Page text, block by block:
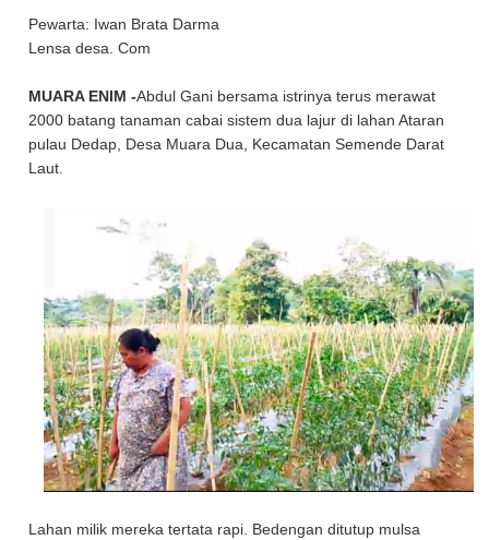
Pewarta: Iwan Brata Darma
Lensa desa. Com
MUARA ENIM -Abdul Gani bersama istrinya terus merawat
2000 batang tanaman cabai sistem dua lajur di lahan Ataran
pulau Dedap, Desa Muara Dua, Kecamatan Semende Darat
Laut.
Lahan milik mereka tertata rapi. Bedengan ditutup mulsa